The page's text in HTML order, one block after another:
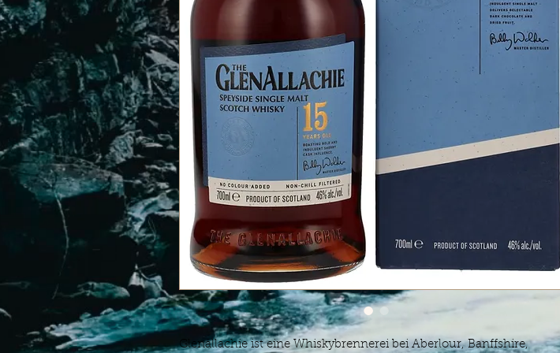
Glenallachie ist eine Whiskybrennerei bei Aberlour, Banffshire,